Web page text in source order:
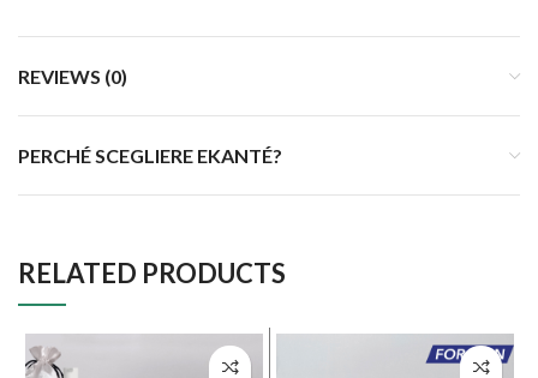
REVIEWS (0)
PERCHÉ SCEGLIERE EKANTÉ?
RELATED PRODUCTS